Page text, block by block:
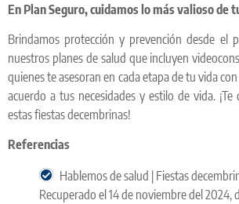
En Plan Seguro, cuidamos lo más valioso de
Brindamos protección y prevención desde el
nuestros planes de salud que incluyen
quienes te asesoran en cada etapa de tu vida
acuerdo a tus necesidades y estilo de vida.
estas fiestas decembrinas!
Referencias
Hablemos de salud | Fiestas
Recuperado el 14 de noviembre del 2024,